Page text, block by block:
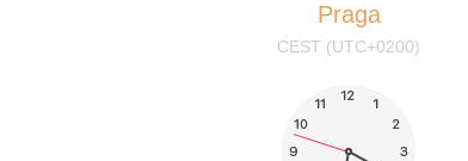
Praga
CEST (UTC+0200)